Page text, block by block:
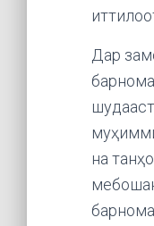
Дар
на